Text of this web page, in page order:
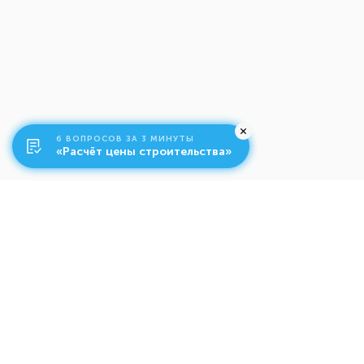
6 ВОПРОСОВ ЗА 3 МИНУТЫ
«Расчёт цены строительства»